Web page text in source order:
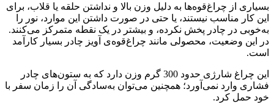
بسیاری از چراغ‌قوه‌ها به دلیل وزن بالا و نداشتن حلقه یا قلاب، برای
این کار مناسب نیستند، یا حتی در صورت داشتن این موارد، نور را
به‌خوبی در چادر پخش نکرده، و بیشتر در یک نقطه متمرکز می‌کنند.
در این وضعیت، محصولی مانند چراغ‌قوه‌ی آویز چادر بسیار کارآمد
است.
این چراغ‌ شارژی حدود 300 گرم وزن دارد که به ستون‌های چادر
فشاری وارد نمی‌آورد؛ همچنین می‌توان به‌سادگی آن را زمان سفر با
خود حمل کرد.